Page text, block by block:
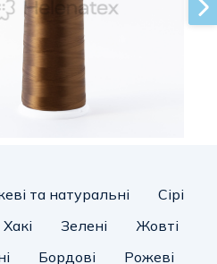
та натуральні
Сірі
Хакі Зелені
Жовті
Бордові
Рожеві